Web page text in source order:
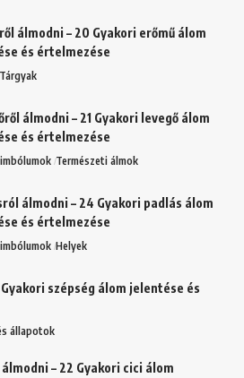
álmodni – 20 Gyakori erőmű álom
és értelmezése
Tárgyak
álmodni – 21 Gyakori levegő álom
és értelmezése
Természeti álmok
álmodni – 24 Gyakori padlás álom
és értelmezése
Helyek
szépség álom jelentése és
állapotok
– 22 Gyakori cici álom